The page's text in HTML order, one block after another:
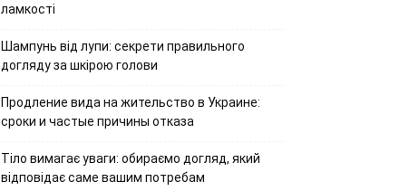
ламкості
Шампунь від лупи: секрети правильного
догляду за шкірою голови
Продление вида на жительство в Украине:
сроки и частые причины отказа
Тіло вимагає уваги: обираємо догляд, який
відповідає саме вашим потребам